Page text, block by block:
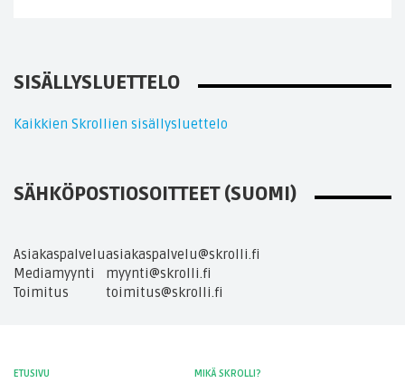
SISÄLLYSLUETTELO
Kaikkien Skrollien sisällysluettelo
SÄHKÖPOSTIOSOITTEET (SUOMI)
Asiakaspalveluasiakaspalvelu@skrolli.fi
Mediamyynti
myynti@skrolli.fi
Toimitus
toimitus@skrolli.fi
ETUSIVU MIKÄ SKROLLI?